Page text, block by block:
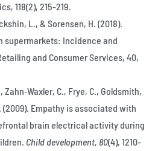
118(2), 215-219.
L., & Sorensen, H. (2018).
supermarkets: Incidence and
and Consumer Services, 40,
Zahn‐Waxler, C., Frye, C., Goldsmith,
(2009). Empathy is associated with
brain electrical activity during
Child development, 80(4), 1210-